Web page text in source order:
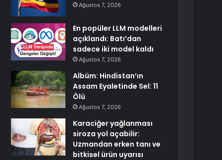
Ağustos 7, 2026
En popüler LLM modelleri
açıklandı: Batı’dan
sadece iki model kaldı
Ağustos 7, 2026
Albüm: Hindistan’ın
Assam Eyaletinde Sel: 11
Ölü
Ağustos 7, 2026
Karaciğer yağlanması
siroza yol açabilir:
Uzmandan erken tanı ve
bitkisel ürün uyarısı